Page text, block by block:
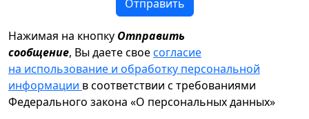
Отправить
Нажимая на кнопку Отправить
сообщение, Вы даете своесогласие
на использование и обработку персональной
информации в соответствии с требованиями
Федерального закона «О персональных данных»